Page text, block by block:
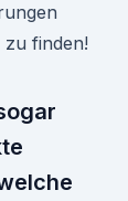
zu finden!